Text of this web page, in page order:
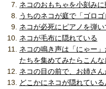
ネコのおもちゃを小刻みに
うちのネコが庭で「ゴロ
ネコが必死にピアノを弾い
ネコが毛布に隠れている
ネコの鳴き声は「にゃー
たちを集めてみたらこんな
ネコの目の前で、お姉さ
どこかにネコが隠れてい